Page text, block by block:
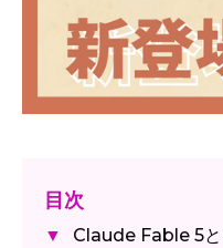
目次
▼ Claude Fable 5